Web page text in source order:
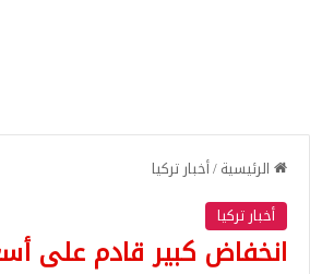
الرئيسية/أخبار تركيا
أخبار تركيا
انخفاض كبير قادم على